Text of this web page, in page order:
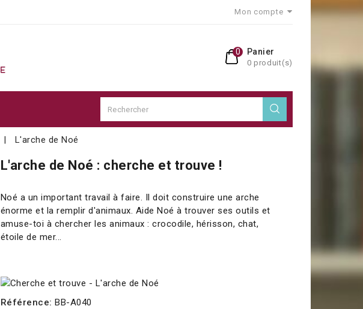
Mon compte
Panier
0 produit(s)
0
L'arche de Noé
L'arche de Noé : cherche et trouve !
Noé a un important travail à faire. Il doit construire une arche
énorme et la remplir d'animaux. Aide Noé à trouver ses outils et
amuse-toi à chercher les animaux : crocodile, hérisson, chat,
étoile de mer...
Référence: BB-A040